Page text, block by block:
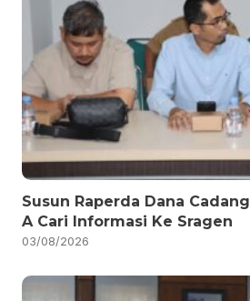
Susun Raperda Dana
A Cari Informasi Ke Sragen
03/08/2026